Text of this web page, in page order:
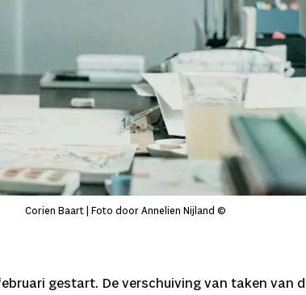
Corien Baart | Foto door Annelien Nijland ©
gestart. De verschuiving van taken van